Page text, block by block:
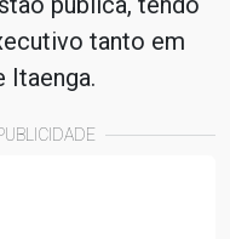
tanto em
Itaenga.